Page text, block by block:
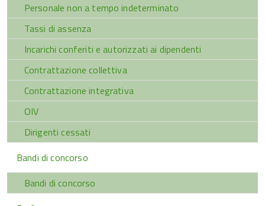
Personale non a tempo indeterminato
Tassi di assenza
Incarichi conferiti e autorizzati ai dipendenti
Contrattazione collettiva
Contrattazione integrativa
OIV
Dirigenti cessati
Bandi di concorso
Bandi di concorso